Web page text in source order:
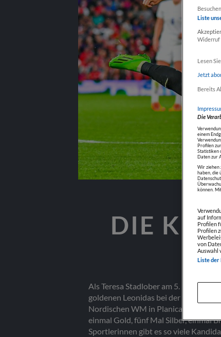
DIE
Als Teresa Stadlober am 5. Februar
goldenen Leonidas bei der
Nordischen WM in Planica,
einmal Gold, fünf Mal Silber, einmal
Sportlerinnen gibt es so viele
Liste
Widerruf
Lesen
Jetzt
Bereits
Die
einem
Profilen
Statistiken
Daten zur
Wir ziehen
haben, die
können.
auf
Profilen
Profilen
von
Auswahl
Liste der